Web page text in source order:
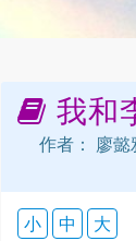
我和
作者： 廖懿
小 中 大